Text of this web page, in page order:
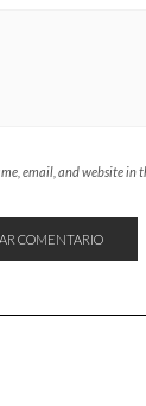
email, and website in